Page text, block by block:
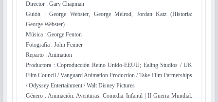
Director : Gary Chapman
Guión : George Webster, George Melrod, Jordan Katz (Historia:
George Webster)
Música : George Fenton
Fotografía : John Fenner
Reparto : Animation
Productora : Coproducción Reino Unido-EEUU; Ealing Studios / UK
Film Council / Vanguard Animation Production / Take Film Partnerships
/ Odyssey Entertainment / Walt Disney Pictures
Género : Animación. Aventuras. Comedia. Infantil | II Guerra Mundial.